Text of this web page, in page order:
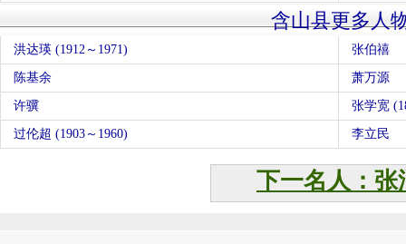
含山县更多人
洪达瑛 (1912～1971) 张伯禧
陈基余 萧万源
许骥 张学宽
过伦超 (1903～1960) 李立民
下一名人：张